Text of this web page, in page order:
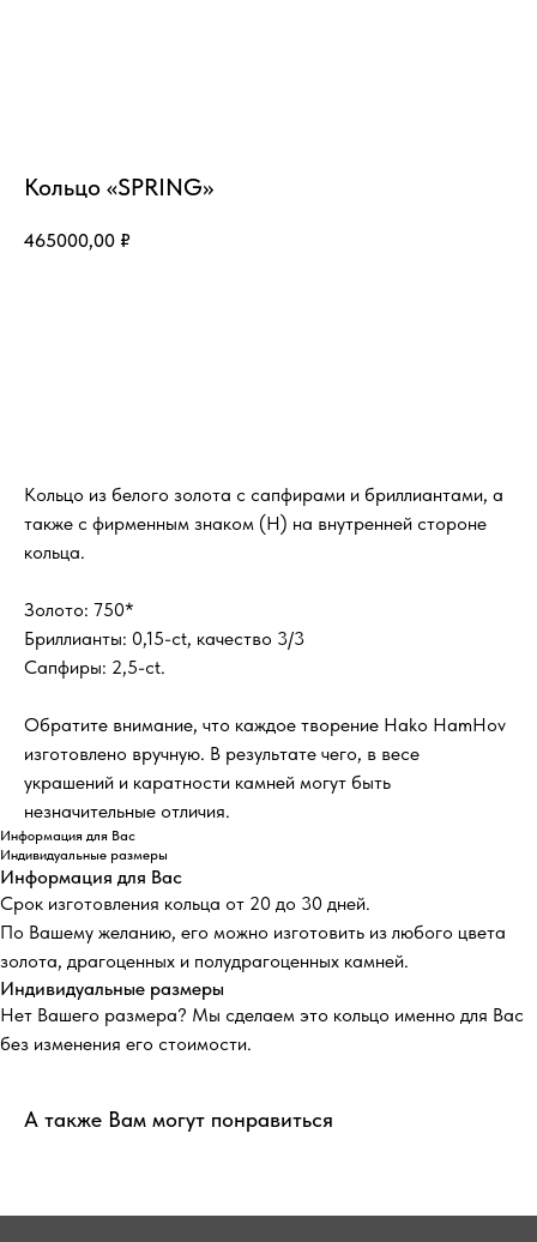
Кольцо «SPRING»
465000,00 ₽
Кольцо из белого золота с сапфирами и бриллиантами, а
также с фирменным знаком (H) на внутренней стороне
кольца.
Золото: 750*
Бриллианты: 0,15-ct, качество 3/3
Сапфиры: 2,5-ct.
Обратите внимание, что каждое творение Hako HamHov
изготовлено вручную. В результате чего, в весе
украшений и каратности камней могут быть
незначительные отличия.
Информация для Вас
Индивидуальные размеры
Информация для Вас
Срок изготовления кольца от 20 до 30 дней.
По Вашему желанию, его можно изготовить из любого цвета
золота, драгоценных и полудрагоценных камней.
Индивидуальные размеры
Нет Вашего размера? Мы сделаем это кольцо именно для Вас
без изменения его стоимости.
А также Вам могут понравиться